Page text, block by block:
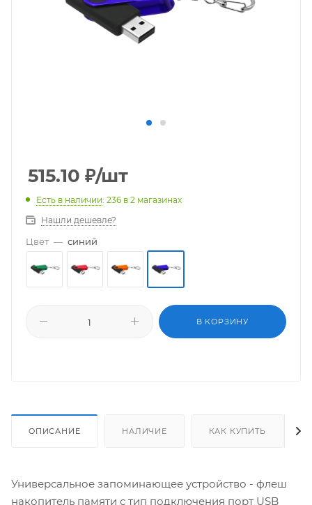
515.10 ₽/шт
Есть в наличии: 236 в 2 магазинах
Нашли дешевле?
Цвет — синий
В КОРЗИНУ
ОПИСАНИЕ НАЛИЧИЕ КАК КУПИТЬ
Универсальное запоминающее устройство - флеш
накопитель памяти с тип подключения порт USB